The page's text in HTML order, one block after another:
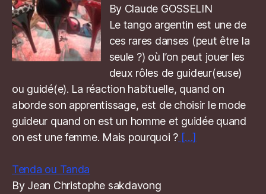
By Claude GOSSELIN
Le tango argentin est une de
ces rares danses (peut être la
seule ?) où l’on peut jouer les
deux rôles de guideur(euse)
ou guidé(e). La réaction habituelle, quand on
aborde son apprentissage, est de choisir le mode
guideur quand on est un homme et guidée quand
on est une femme. Mais pourquoi ? […]
Tenda ou Tanda
By Jean Christophe sakdavong